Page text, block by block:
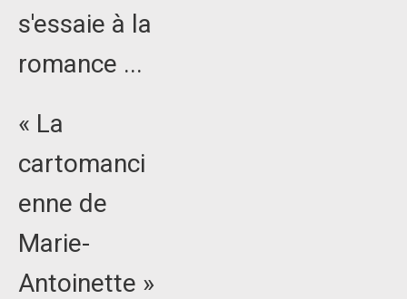
s'essaie à la
romance ...
« La
cartomanci
enne de
Marie-
Antoinette »